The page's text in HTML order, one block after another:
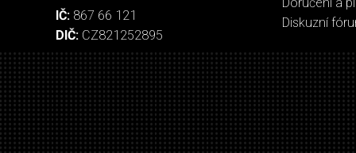
IČ: 867 66 121
DIČ: CZ821252895
Diskuzní